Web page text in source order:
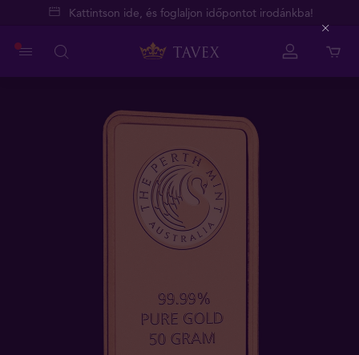
Kattintson ide, és foglaljon időpontot irodánkba!
Close